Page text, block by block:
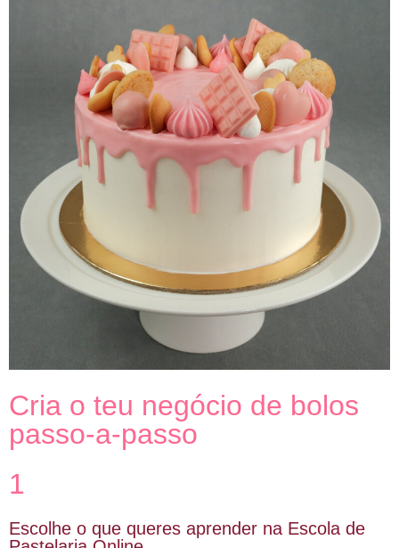
Cria o teu negócio de bolos
passo-a-passo
1
Escolhe o que queres aprender na Escola de